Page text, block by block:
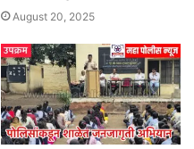
August 20, 2025